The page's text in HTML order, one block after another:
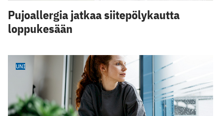
Pujoallergia jatkaa siitepölykautta
loppukesään
UNI